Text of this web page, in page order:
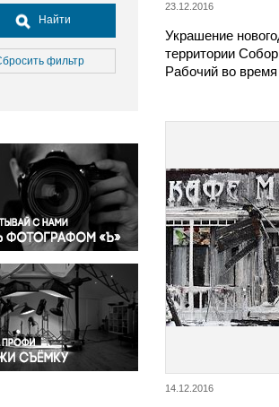
туризм и отдых
среда
и конфликты
жизнь
и бизнес
Найти
фильтр
23.12.2016
Украшение
территории
Рабочий во
14.12.2016